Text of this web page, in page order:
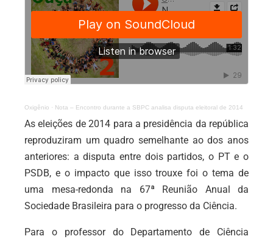
Oxigênio · Nota – Encontro durante a SBPC analisa disputa eleitoral de 2014
As eleições de 2014 para a presidência da república
reproduziram um quadro semelhante ao dos anos
anteriores: a disputa entre dois partidos, o PT e o
PSDB, e o impacto que isso trouxe foi o tema de
uma mesa-redonda na 67ª Reunião Anual da
Sociedade Brasileira para o progresso da Ciência.
Para o professor do Departamento de Ciência